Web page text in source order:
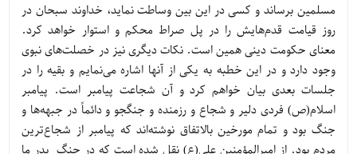
مسلمین برساند و کسی در این بین وساطت نماید، خداوند سبحان در
روز قیامت قدم‌هایش را در پل صراط محکم و استوار خواهد کرد.
معنای حکومت دینی همین است. نکات دیگری نیز در خصلت‌های نبوی
وجود دارد و در این خطبه به یکی از آنها اشاره می‌نمایم و بقیه را در
جلسات بعدی بیان خواهم کرد و آن شجاعت پیامبر است. پیامبر
اسلام(ص) فردی دلیر و شجاع و رزمنده و جنگجو و دائماً در جبهه‌ها و
جنگ بود و تمام مورخین بالاتفاق نوشته‌اند که پیامبر از شجاع‌ترین
مردم بود. از امیرالمؤمنین علی(ع) نقل شده است که در جنگ بدر ما